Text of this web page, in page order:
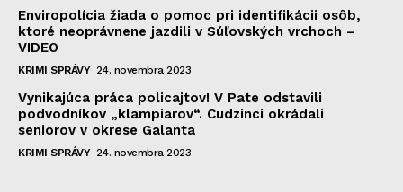
Enviropolícia žiada o pomoc pri identifikácii osôb,
ktoré neoprávnene jazdili v Súľovských vrchoch –
VIDEO
KRIMI SPRÁVY 24. novembra 2023
Vynikajúca práca policajtov! V Pate odstavili
podvodníkov „klampiarov“. Cudzinci okrádali
seniorov v okrese Galanta
KRIMI SPRÁVY 24. novembra 2023